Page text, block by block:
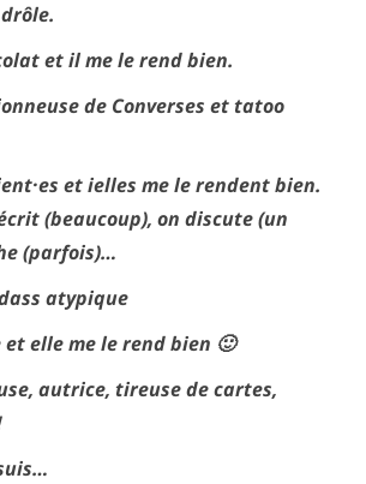
et il me le rend bien.
de Converses et tatoo
et ielles me le rendent bien.
(beaucoup), on discute (un
(parfois)…
atypique
elle me le rend bien 🙂
autrice, tireuse de cartes,